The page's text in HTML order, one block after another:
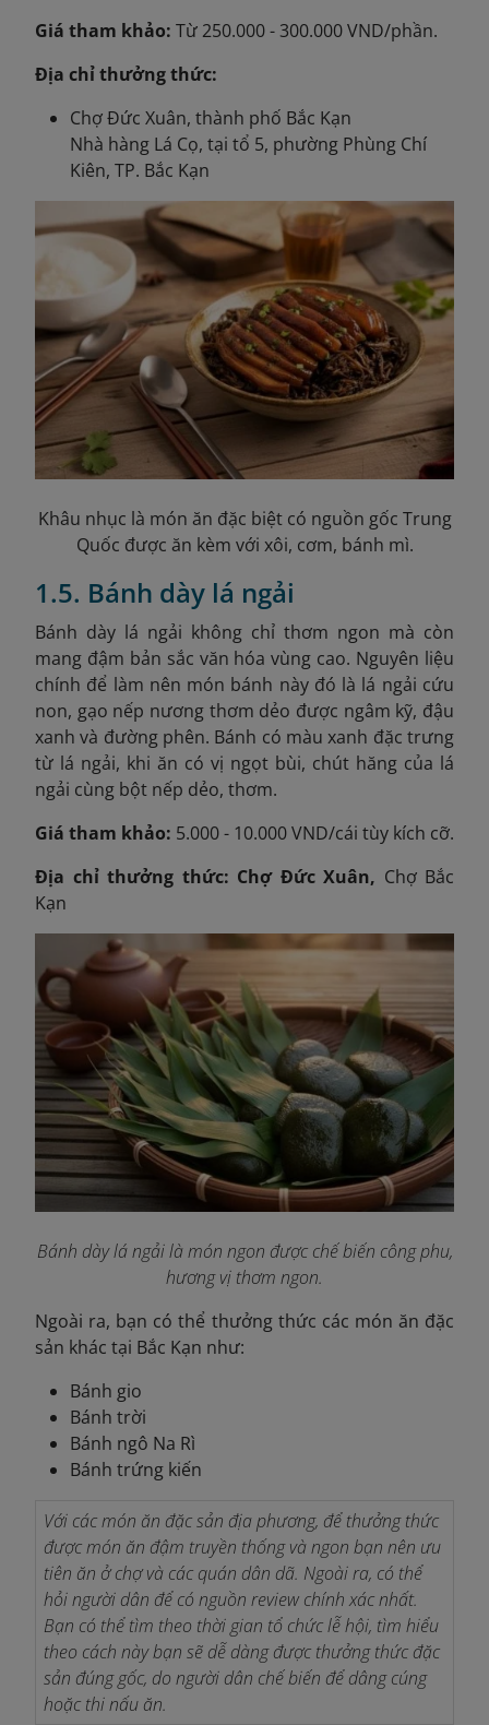
Giá tham khảo: Từ 250.000 - 300.000 VND/phần.
Địa chỉ thưởng thức:
Chợ Đức Xuân, thành phố Bắc Kạn
Nhà hàng Lá Cọ, tại tổ 5, phường Phùng Chí
Kiên, TP. Bắc Kạn
Khâu nhục là món ăn đặc biệt có nguồn gốc Trung
Quốc được ăn kèm với xôi, cơm, bánh mì.
1.5. Bánh dày lá ngải
Bánh dày lá ngải không chỉ thơm ngon mà còn
mang đậm bản sắc văn hóa vùng cao. Nguyên liệu
chính để làm nên món bánh này đó là lá ngải cứu
non, gạo nếp nương thơm dẻo được ngâm kỹ, đậu
xanh và đường phên. Bánh có màu xanh đặc trưng
từ lá ngải, khi ăn có vị ngọt bùi, chút hăng của lá
ngải cùng bột nếp dẻo, thơm.
Giá tham khảo: 5.000 - 10.000 VND/cái tùy kích cỡ.
Địa chỉ thưởng thức: Chợ Đức Xuân, Chợ Bắc
Kạn
Bánh dày lá ngải là món ngon được chế biến công phu,
hương vị thơm ngon.
Ngoài ra, bạn có thể thưởng thức các món ăn đặc
sản khác tại Bắc Kạn như:
Bánh gio
Bánh trời
Bánh ngô Na Rì
Bánh trứng kiến
Với các món ăn đặc sản địa phương, để thưởng thức
được món ăn đậm truyền thống và ngon bạn nên ưu
tiên ăn ở chợ và các quán dân dã. Ngoài ra, có thể
hỏi người dân để có nguồn review chính xác nhất.
Bạn có thể tìm theo thời gian tổ chức lễ hội, tìm hiểu
theo cách này bạn sẽ dễ dàng được thưởng thức đặc
sản đúng gốc, do người dân chế biến để dâng cúng
hoặc thi nấu ăn.